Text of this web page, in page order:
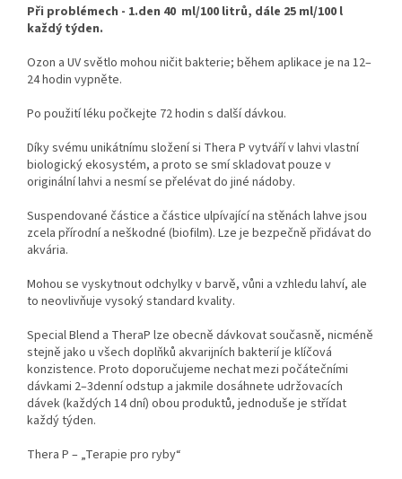
Při problémech - 1.den 40 ml/100 litrů, dále 25 ml/100 l
každý týden.
Ozon a UV světlo mohou ničit bakterie; během aplikace je na 12–
24 hodin vypněte.
Po použití léku počkejte 72 hodin s další dávkou.
Díky svému unikátnímu složení si Thera P vytváří v lahvi vlastní
biologický ekosystém, a proto se smí skladovat pouze v
originální lahvi a nesmí se přelévat do jiné nádoby.
Suspendované částice a částice ulpívající na stěnách lahve jsou
zcela přírodní a neškodné (biofilm). Lze je bezpečně přidávat do
akvária.
Mohou se vyskytnout odchylky v barvě, vůni a vzhledu lahví, ale
to neovlivňuje vysoký standard kvality.
Special Blend a TheraP lze obecně dávkovat současně, nicméně
stejně jako u všech doplňků akvarijních bakterií je klíčová
konzistence. Proto doporučujeme nechat mezi počátečními
dávkami 2–3denní odstup a jakmile dosáhnete udržovacích
dávek (každých 14 dní) obou produktů, jednoduše je střídat
každý týden.
Thera P – „Terapie pro ryby“